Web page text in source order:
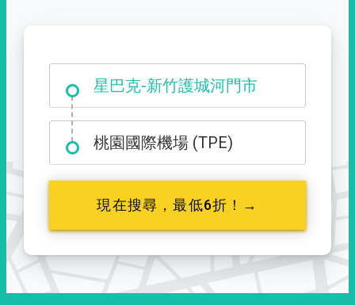
星巴克-新竹護城河門市
大霸尖山登山口
桃園國際機場 (TPE)
現在搜尋，最低6折！→